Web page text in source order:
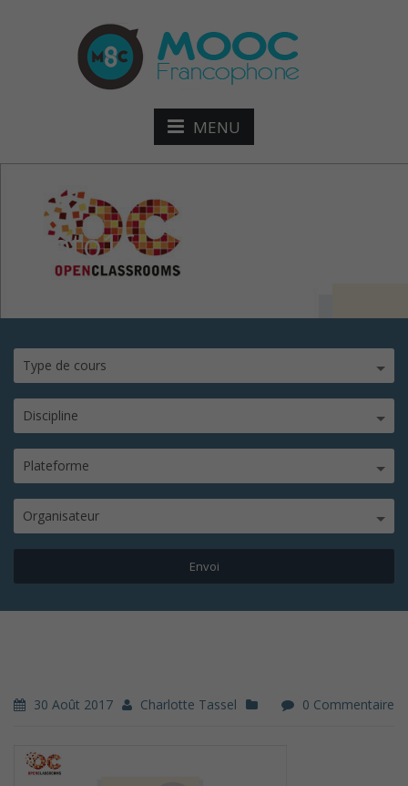
MENU
photo16
Type de cours
Discipline
Plateforme
Organisateur
30 Août 2017 Charlotte Tassel 0 Commentaire